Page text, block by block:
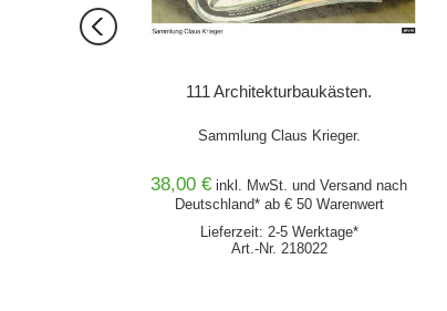
111 Architekturbaukästen.
Sammlung Claus Krieger.
38,00 € inkl. MwSt. und Versand nach
Deutschland* ab € 50 Warenwert
Lieferzeit: 2-5 Werktage*
Art.-Nr. 218022